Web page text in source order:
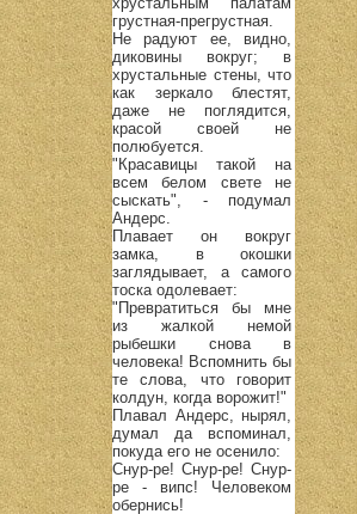
грустная-прегрустная.
Не радуют ее, видно,
диковины вокруг; в
хрустальные стены, что
как зеркало блестят,
даже не поглядится,
красой своей не
полюбуется.
"Красавицы такой на
всем белом свете не
сыскать", - подумал
Андерс.
Плавает он вокруг
замка, в окошки
заглядывает, а самого
тоска одолевает:
"Превратиться бы мне
из жалкой немой
рыбешки снова в
человека! Вспомнить бы
те слова, что говорит
колдун, когда ворожит!"
Плавал Андерс, нырял,
думал да вспоминал,
покуда его не осенило:
Снур-ре! Снур-ре! Снур-
ре - випс! Человеком
обернись!